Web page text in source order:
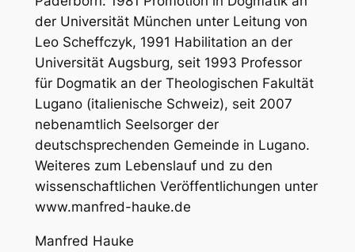
n
g
e
der Universität München unter Leitung von
Leo Scheffczyk, 1991 Habilitation an der
Universität Augsburg, seit 1993 Professor
für Dogmatik an der Theologischen Fakultät
Lugano (italienische Schweiz), seit 2007
nebenamtlich Seelsorger der
deutschsprechenden Gemeinde in Lugano.
Weiteres zum Lebenslauf und zu den
wissenschaftlichen Veröffentlichungen unter
www.manfred-hauke.de
Manfred Hauke